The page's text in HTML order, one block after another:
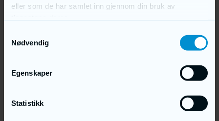
eller som de har samlet inn gjennom din bruk av
Nødvendig
Egenskaper
Statistikk
Treverk:
Utvendig kledning med tre.
NR 65